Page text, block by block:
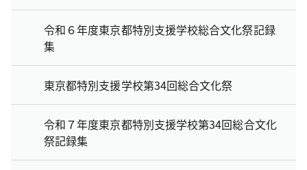
令和６年度東京都特別支援学校総合文化祭記録
集
東京都特別支援学校第34回総合文化祭
令和７年度東京都特別支援学校第34回総合文化
祭記録集